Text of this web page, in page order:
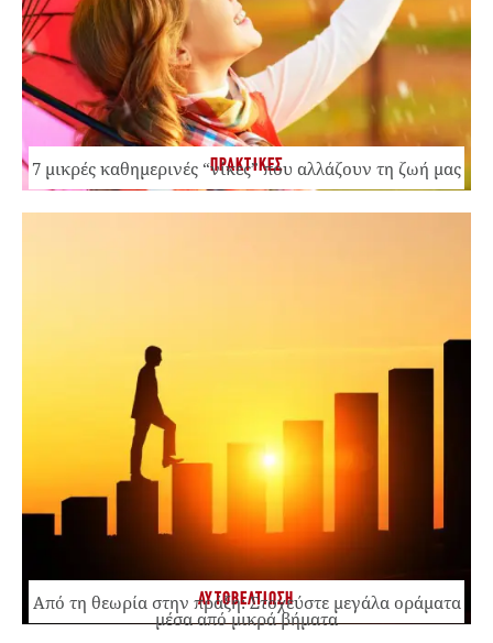
ΠΡΑΚΤΙΚΕΣ
7 μικρές καθημερινές “νίκες” που αλλάζουν τη ζωή μας
ΑΥΤΟΒΕΛΤΙΩΣΗ
Από τη θεωρία στην πράξη: Στοχεύστε μεγάλα οράματα
μέσα από μικρά βήματα